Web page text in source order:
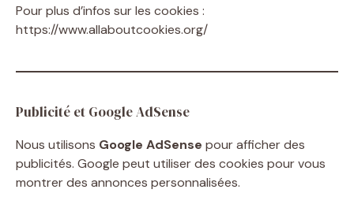
Pour plus d’infos sur les cookies :
https://www.allaboutcookies.org/
Publicité et Google AdSense
Nous utilisons Google AdSense pour afficher des
publicités. Google peut utiliser des cookies pour vous
montrer des annonces personnalisées.